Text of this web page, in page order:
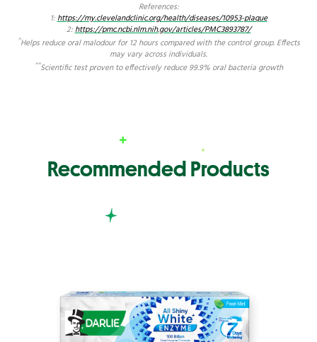
References:
1:https://my.clevelandclinic.org/health/diseases/10953-plaque
2:https://pmc.ncbi.nlm.nih.gov/articles/PMC3893787/
^Helps reduce oral malodour for 12 hours compared with the control group. Effects
may vary across individuals.
^^Scientific test proven to effectively reduce 99.9% oral bacteria growth
Recommended Products